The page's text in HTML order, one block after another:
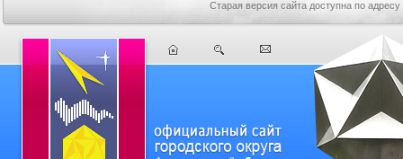
Старая версия сайта доступна по адресу